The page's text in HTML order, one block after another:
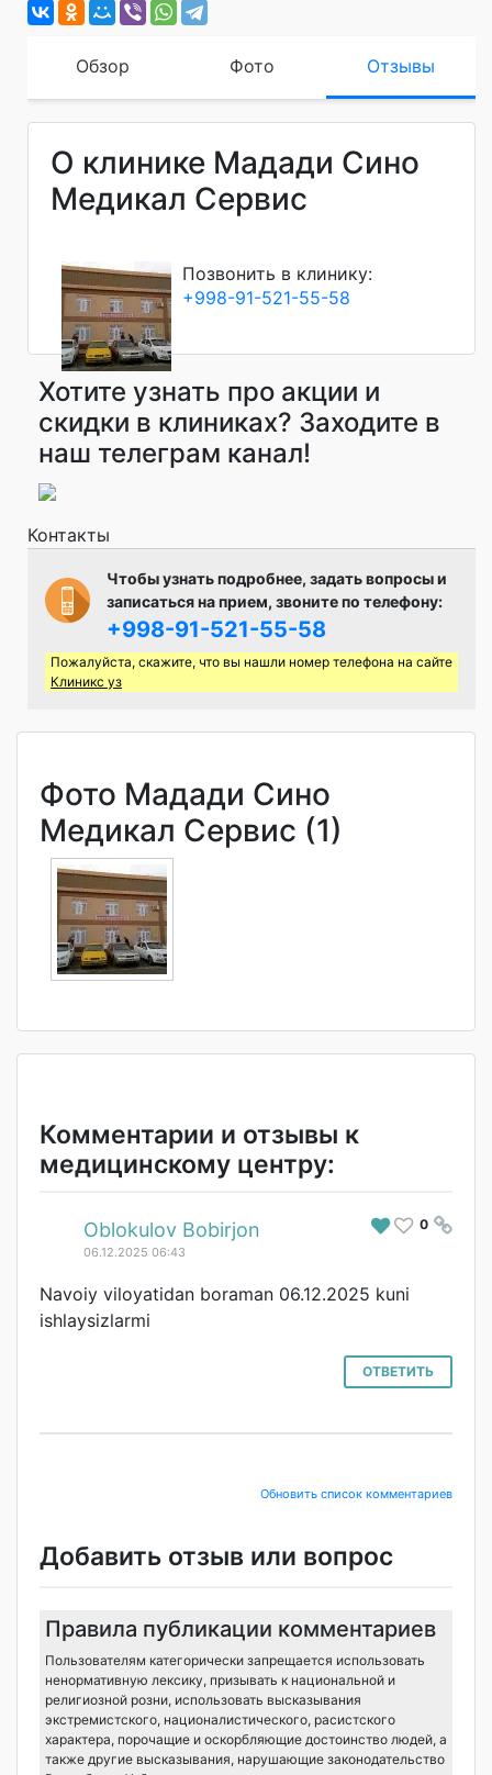
Обзор Фото Отзывы
О клинике Мадади Сино
Медикал Сервис
Позвонить в клинику:
+998-91-521-55-58
Хотите узнать про акции и
скидки в клиниках? Заходите в
наш телеграм канал!
Контакты
Чтобы узнать подробнее, задать вопросы и
записаться на прием, звоните по телефону:
+998-91-521-55-58
Пожалуйста, скажите, что вы нашли номер телефона на сайте
Клиникс уз
Фото Мадади Сино
Медикал Сервис (1)
Комментарии и отзывы к
медицинскому центру:
# 0
Oblokulov Bobirjon
06.12.2025 06:43
Navoiy viloyatidan boraman 06.12.2025 kuni
ishlaysizlarmi
ОТВЕТИТЬ
Обновить список комментариев
Добавить отзыв или вопрос
Правила публикации комментариев
Пользователям категорически запрещается использовать
ненормативную лексику, призывать к национальной и
религиозной розни, использовать высказывания
экстремистского, националистического, расистского
характера, порочащие и оскорбляющие достоинство людей, а
также другие высказывания, нарушающие законодательство